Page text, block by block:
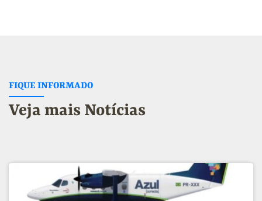
FIQUE INFORMADO
Veja mais Notícias